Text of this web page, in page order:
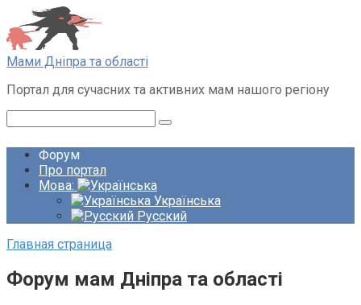
Перейти
до
вмісту
Мами Дніпра та області
Портал для сучасних та активних мам нашого регіону
Форум
Про портал
Мова:
Українська
Русский
Главная страница
Форум мам Дніпра та області